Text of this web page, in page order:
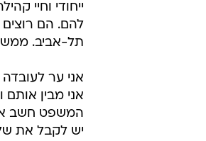
ייחודי וחיי
להם. הם
תל-אביב. ממש
אני ער
אני מבין
המשפט חשב
יש לקבל את